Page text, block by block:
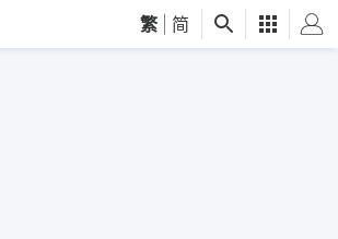
繁 简